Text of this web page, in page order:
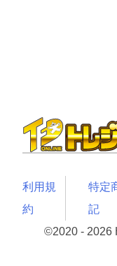
利用規
約
特定
記
©2020 - 2026